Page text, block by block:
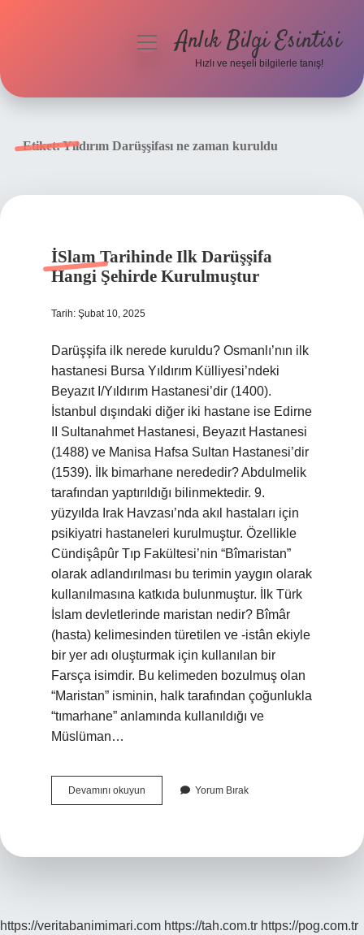
menüyüAnlık Bilgi Esintisi
Hızlı ve neşeli bilgilerle tanış!
Etiket:Yıldırım Darüşşifası ne zaman kuruldu
İSlam Tarihinde Ilk Darüşşifa
Hangi Şehirde Kurulmuştur
Tarih: Şubat 10, 2025
Darüşşifa ilk nerede kuruldu? Osmanlı’nın ilk
hastanesi Bursa Yıldırım Külliyesi’ndeki
Beyazıt I/Yıldırım Hastanesi’dir (1400).
İstanbul dışındaki diğer iki hastane ise Edirne
II Sultanahmet Hastanesi, Beyazıt Hastanesi
(1488) ve Manisa Hafsa Sultan Hastanesi’dir
(1539). İlk bimarhane nerededir? Abdulmelik
tarafından yaptırıldığı bilinmektedir. 9.
yüzyılda Irak Havzası’nda akıl hastaları için
psikiyatri hastaneleri kurulmuştur. Özellikle
Cündişâpûr Tıp Fakültesi’nin “Bîmaristan”
olarak adlandırılması bu terimin yaygın olarak
kullanılmasına katkıda bulunmuştur. İlk Türk
İslam devletlerinde maristan nedir? Bîmâr
(hasta) kelimesinden türetilen ve -istân ekiyle
bir yer adı oluşturmak için kullanılan bir
Farsça isimdir. Bu kelimeden bozulmuş olan
“Maristan” isminin, halk tarafından çoğunlukla
“tımarhane” anlamında kullanıldığı ve
Müslüman…
Devamını okuyun
Tarihinde
Yorum Bırak
https://veritabanimimari.com https://tah.com.tr https://pog.com.tr